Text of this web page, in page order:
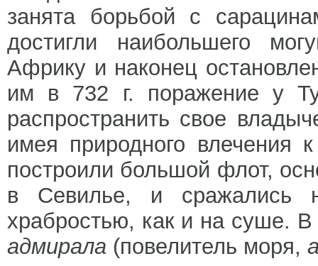
занята борьбой с
достигли наибольшего
Африку и наконец
им в 732 г. поражение у
распространить свое
имея природного
построили большой флот,
в Севилье, и сражались
храбростью, как и на суше. В
адмирала (повелитель моря,